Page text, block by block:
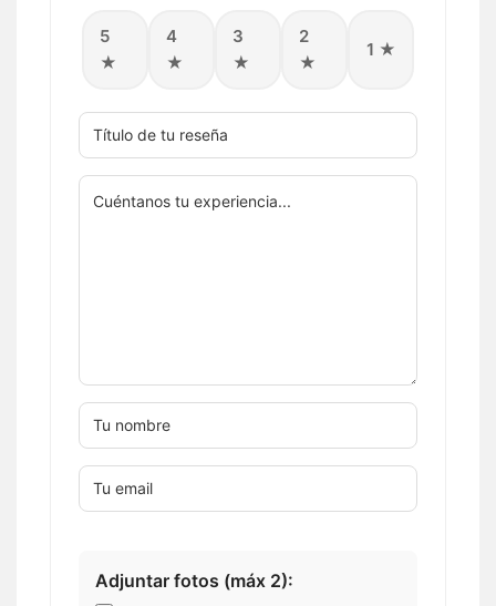
5
★
4
★
3
★
2
★
1 ★
Adjuntar fotos (máx 2):